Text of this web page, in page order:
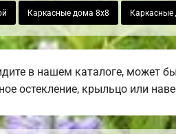
Каркасные дома 8х8 Каркасные
в нашем каталоге, может
остекление, крыльцо или